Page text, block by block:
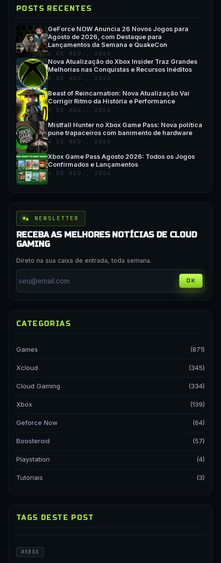
POSTS RECENTES
GeForce NOW Anuncia 26 Novos Jogos para
Agosto de 2026, com Destaque para
Lançamentos da Semana e QuakeCon
6 DE AGO., 2026
Nova Atualização do Xbox Insider Traz Grandes
Melhorias nas Conquistas e Recursos Inéditos
5 DE AGO., 2026
Beast of Reincarnation: Nova Atualização Vai
Corrigir Ritmo da História e Performance
5 DE AGO., 2026
Mistfall Hunter no Xbox Game Pass: Nova política
pune trapaceiros com banimento de hardware
4 DE AGO., 2026
Xbox Game Pass Agosto 2026: Todos os Jogos
Confirmados e Lançamentos
4 DE AGO., 2026
▲ NEWSLETTER
RECEBA AS MELHORES NOTÍCIAS DE CLOUD
GAMING
Direto na sua caixa de entrada, toda semana.
OK
CATEGORIAS
Games (871)
Xcloud (345)
Cloud Gaming (334)
Xbox (139)
Geforce Now (64)
Boosteroid (57)
Playstation (4)
Tutoriais (3)
TAGS DESTE POST
#XBOX